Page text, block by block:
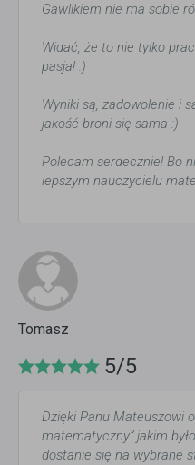
Gawlikiem nie ma sobie
Widać, że to nie tylko
pasja! :)
Wyniki są, zadowolenie i
jakość broni się sama :)
Polecam serdecznie! Bo
lepszym nauczycielu
Tomasz
5/5
Dzięki Panu Mateuszowi
matematyczny” jakim
dostanie się na wybrane